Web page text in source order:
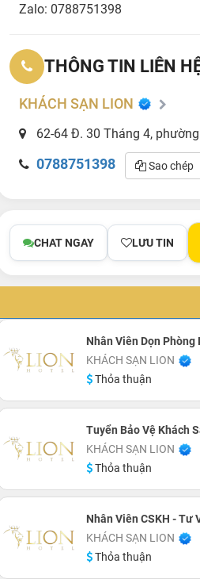
Zalo: 0788751398
THÔNG TIN LIÊN
KHÁCH SẠN LION
62-64 Đ. 30 Tháng 4,
0788751398 Sao chép
CHAT NGAY LƯU TIN
Nhân Viên Dọn Phòng
KHÁCH SẠN LION
Thỏa thuận
Tuyển Bảo Vệ Khách
KHÁCH SẠN LION
Thỏa thuận
Nhân Viên CSKH - Tư
KHÁCH SẠN LION
Thỏa thuận